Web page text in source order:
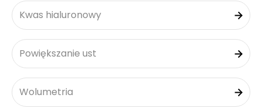
Kwas hialuronowy
Powiększanie ust
Wolumetria